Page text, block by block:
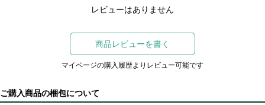
レビューはありません
商品レビューを書く
マイページの購入履歴よりレビュー可能です
ご購入商品の梱包について